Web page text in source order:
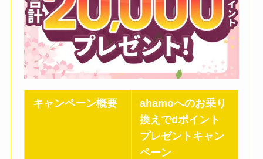
キャンペーン概要
ahamoへのお乗り
換えでdポイント
プレゼントキャン
ペーン